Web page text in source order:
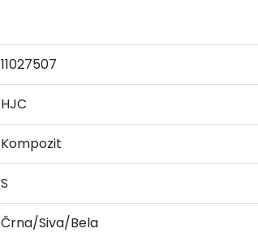
11027507
HJC
Kompozit
S
Črna/Siva/Bela